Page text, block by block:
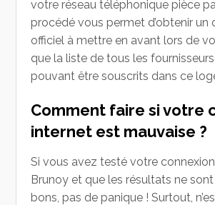
votre réseau téléphonique pièce
procédé vous permet d’obtenir un
officiel à mettre en avant lors de
que la liste de tous les fournisseurs
pouvant être souscrits dans ce
Comment faire si votre
internet est mauvaise ?
Si vous avez testé votre
Brunoy et que les résultats ne
bons, pas de panique ! Surtout,